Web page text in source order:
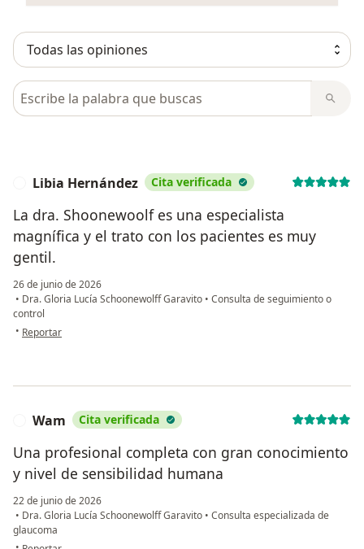
Busca en opiniones
Libia Hernández Cita verificada
La dra. Shoonewoolf es una especialista
magnífica y el trato con los pacientes es muy
gentil.
26 de junio de 2026
• Dra. Gloria Lucía Schoonewolff Garavito • Consulta de seguimiento o
control
• en opinión del usuario Libia Hernández
Reportar
Wam Cita verificada
Una profesional completa con gran conocimiento
y nivel de sensibilidad humana
22 de junio de 2026
• Dra. Gloria Lucía Schoonewolff Garavito • Consulta especializada de
glaucoma
en opinión del usuario Wam